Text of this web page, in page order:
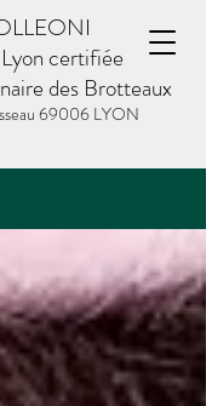
certifiée
des Brotteaux
69006 LYON